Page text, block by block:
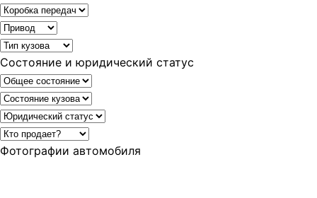
Состояние и юридический статус
Фотографии автомобиля